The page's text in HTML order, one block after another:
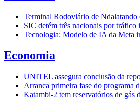
Terminal Rodoviário de Ndalatando
SIC detém três nacionais por tráfico
Tecnologia: Modelo de IA da Meta
Economia
UNITEL assegura conclusão da
Arranca primeira fase do programa
Katambi-2 tem reservatórios de gás